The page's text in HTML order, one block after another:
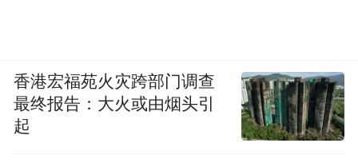
香港宏福苑火灾跨部门调查
最终报告：大火或由烟头引
起